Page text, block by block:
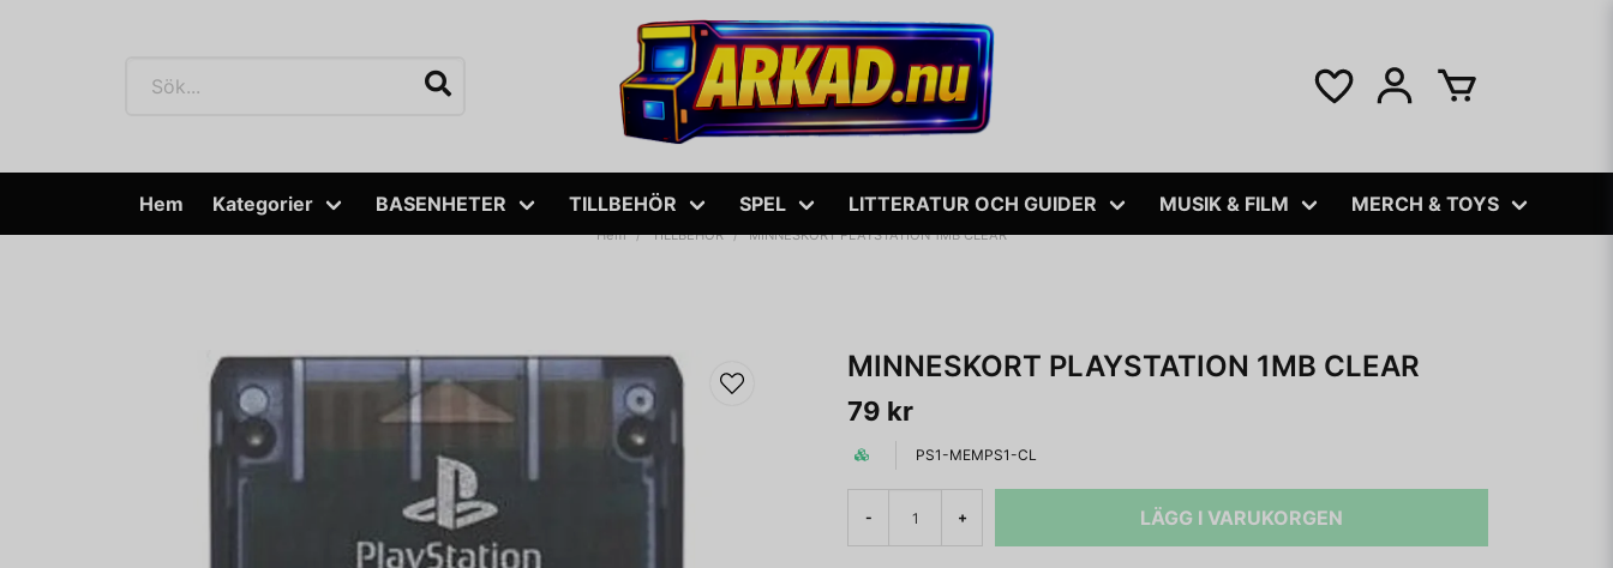
Hem Kategorier BASENHETER TILLBEHÖR SPEL LITTERATUR OCH GUIDER MUSIK & FILM MERCH & TOYS
Hem TILLBEHÖR MINNESKORT PLAYSTATION 1MB CLEAR
MINNESKORT PLAYSTATION 1MB CLEAR
79 kr
PS1-MEMPS1-CL
- + LÄGG I VARUKORGEN